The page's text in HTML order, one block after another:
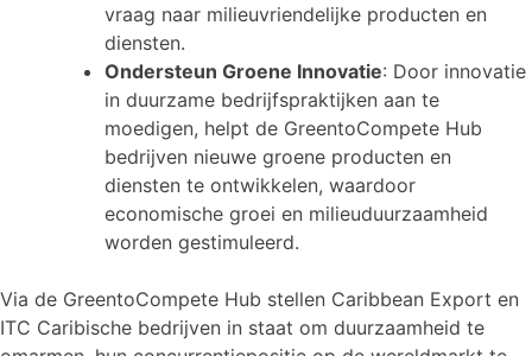
vraag naar milieuvriendelijke producten en
diensten.
Ondersteun Groene Innovatie: Door innovatie
in duurzame bedrijfspraktijken aan te
moedigen, helpt de GreentoCompete Hub
bedrijven nieuwe groene producten en
diensten te ontwikkelen, waardoor
economische groei en milieuduurzaamheid
worden gestimuleerd.
Via de GreentoCompete Hub stellen Caribbean Export en
ITC Caribische bedrijven in staat om duurzaamheid te